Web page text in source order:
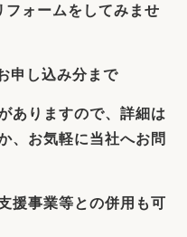
ォームをしてみませ
申し込み分まで
ありますので、詳細は
、お気軽に当社へお問
援事業等との併用も可